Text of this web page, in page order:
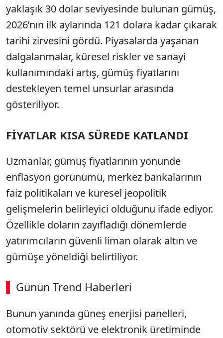
yaklaşık 30 dolar seviyesinde bulunan gümüş,
2026’nın ilk aylarında 121 dolara kadar çıkarak
tarihi zirvesini gördü. Piyasalarda yaşanan
dalgalanmalar, küresel riskler ve sanayi
kullanımındaki artış, gümüş fiyatlarını
destekleyen temel unsurlar arasında
gösteriliyor.
FİYATLAR KISA SÜREDE KATLANDI
Uzmanlar, gümüş fiyatlarının yönünde
enflasyon görünümü, merkez bankalarının
faiz politikaları ve küresel jeopolitik
gelişmelerin belirleyici olduğunu ifade ediyor.
Özellikle doların zayıfladığı dönemlerde
yatırımcıların güvenli liman olarak altın ve
gümüşe yöneldiği belirtiliyor.
Günün Trend Haberleri
Bunun yanında güneş enerjisi panelleri,
otomotiv sektörü ve elektronik üretiminde